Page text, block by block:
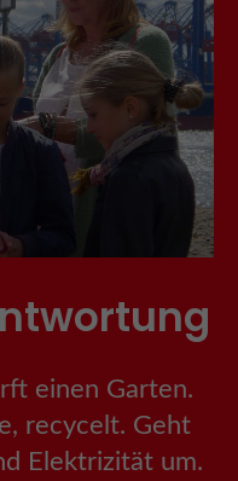
einen Garten.
recycelt. Geht
Elektrizität um.